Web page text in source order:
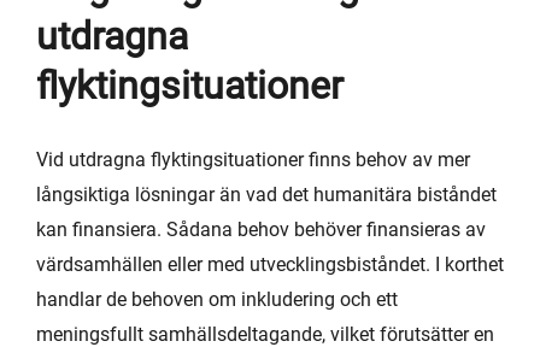
utdragna
flyktingsituationer
Vid utdragna flyktingsituationer finns behov av mer
långsiktiga lösningar än vad det humanitära biståndet
kan finansiera. Sådana behov behöver finansieras av
värdsamhällen eller med utvecklingsbiståndet. I korthet
handlar de behoven om inkludering och ett
meningsfullt samhällsdeltagande, vilket förutsätter en